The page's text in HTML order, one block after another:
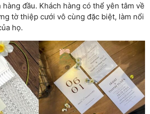
đầu. Khách hàng có thể yên tâm về
tờ thiệp cưới vô cùng đặc biệt, làm nổi
họ.